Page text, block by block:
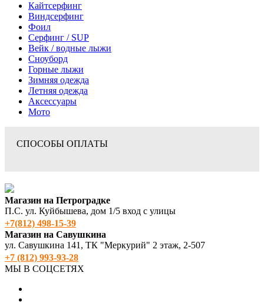
Кайтсерфинг
Виндсерфинг
Фоил
Серфинг / SUP
Вейк / водные лыжи
Сноуборд
Горные лыжи
Зимняя одежда
Летняя одежда
Аксессуары
Мото
СПОСОБЫ ОПЛАТЫ
Магазин на Петроградке
П.С. ул. Куйбышева, дом 1/5 вход с улицы
+7(812) 498‑15-39
Магазин на Савушкина
ул. Савушкина 141, ТК "Меркурий" 2 этаж, 2-507
+7 (812) 993-93-28
МЫ В СОЦСЕТЯХ